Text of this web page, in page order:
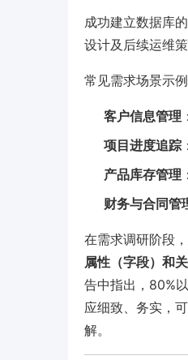
成功建立数据库
设计及后续运维
常见需求场景示
客户信息管理
项目进度追踪
产品库存管理
财务与合同管
在需求调研阶段
属性（字段）和
告中指出，80%
应细致、务实，
解。